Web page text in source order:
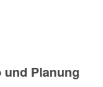
und Planung